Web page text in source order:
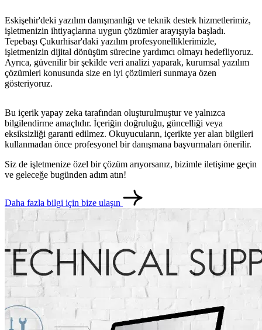
Eskişehir'deki yazılım danışmanlığı ve teknik destek hizmetlerimiz,
işletmenizin ihtiyaçlarına uygun çözümler arayışıyla başladı.
Tepebaşı Çukurhisar'daki yazılım profesyonelliklerimizle,
işletmenizin dijital dönüşüm sürecine yardımcı olmayı hedefliyoruz.
Ayrıca, güvenilir bir şekilde veri analizi yaparak, kurumsal yazılım
çözümleri konusunda size en iyi çözümleri sunmaya özen
gösteriyoruz.
Bu içerik yapay zeka tarafından oluşturulmuştur ve yalnızca
bilgilendirme amaçlıdır. İçeriğin doğruluğu, güncelliği veya
eksiksizliği garanti edilmez. Okuyucuların, içerikte yer alan bilgileri
kullanmadan önce profesyonel bir danışmana başvurmaları önerilir.
Siz de işletmenize özel bir çözüm arıyorsanız, bizimle iletişime geçin
ve geleceğe bugünden adım atın!
Daha fazla bilgi için bize ulaşın